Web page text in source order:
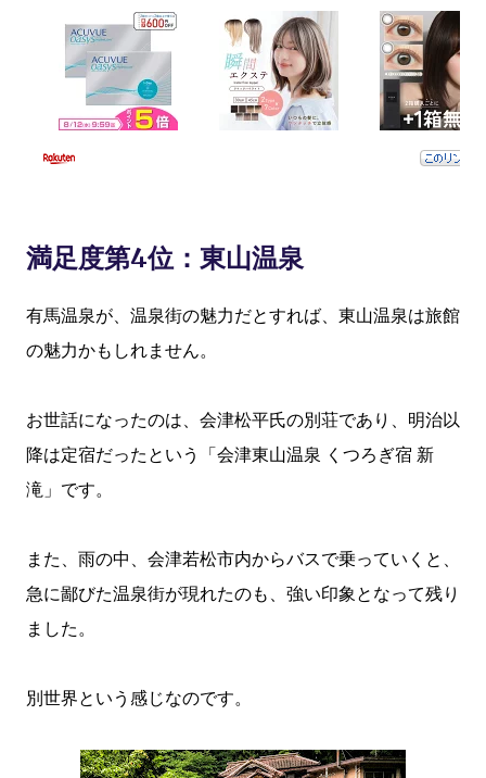
満足度第4位：東山温泉
有馬温泉が、温泉街の魅力だとすれば、東山温泉は旅館
の魅力かもしれません。
お世話になったのは、会津松平氏の別荘であり、明治以
降は定宿だったという「会津東山温泉 くつろぎ宿 新
滝」です。
また、雨の中、会津若松市内からバスで乗っていくと、
急に鄙びた温泉街が現れたのも、強い印象となって残り
ました。
別世界という感じなのです。